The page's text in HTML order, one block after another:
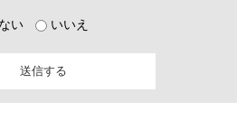
い いいえ